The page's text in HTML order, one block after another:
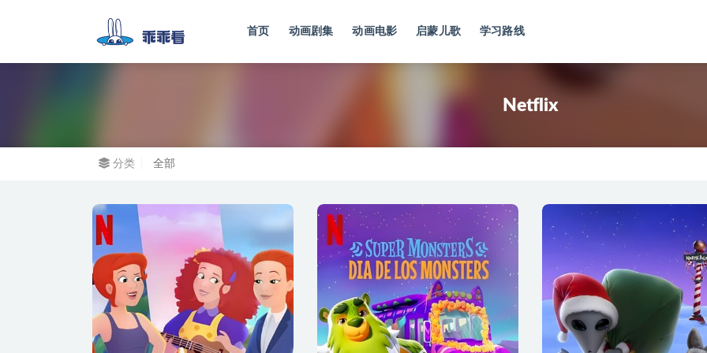
首页 动画剧集 动画电影 启蒙儿歌 学习路线
Netflix
分类 全部